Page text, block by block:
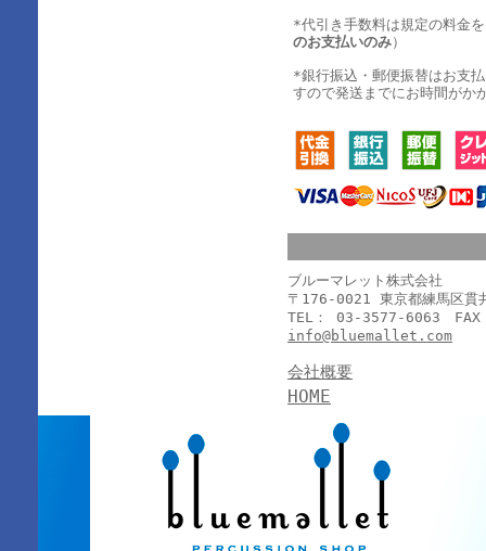
*代引き手数料は規定の料金
のお支払いのみ）
*銀行振込・郵便振替はお支
すので発送までにお時間がか
ブルーマレット株式会社
〒176-0021 東京都練馬区貫
TEL： 03-3577-6063
info@bluemallet.com
会社概要
HOME